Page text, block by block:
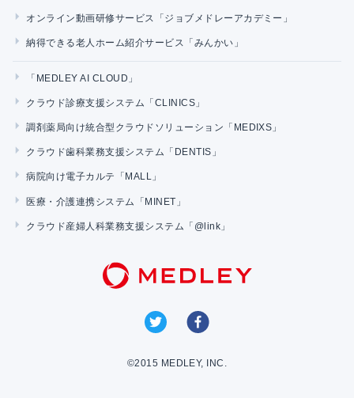
オンライン動画研修サービス「ジョブメドレーアカデミー」
納得できる老人ホーム紹介サービス「みんかい」
「MEDLEY AI CLOUD」
クラウド診療支援システム「CLINICS」
調剤薬局向け統合型クラウドソリューション「MEDIXS」
クラウド歯科業務支援システム「DENTIS」
病院向け電子カルテ「MALL」
医療・介護連携システム「MINET」
クラウド産婦人科業務支援システム「@link」
©2015 MEDLEY, INC.